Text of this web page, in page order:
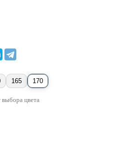
165 170
выбора цвета